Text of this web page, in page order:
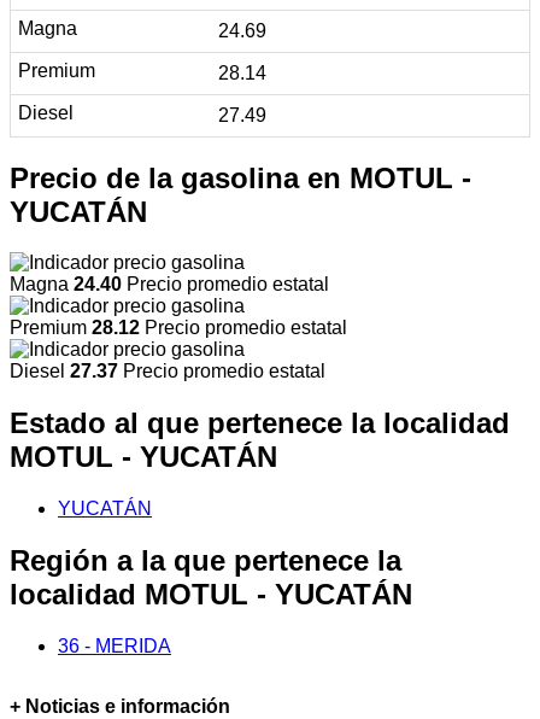
24.69
28.14
27.49
Precio de la gasolina en MOTUL -
YUCATÁN
Magna 24.40 Precio promedio estatal
Premium 28.12 Precio promedio estatal
Diesel 27.37 Precio promedio estatal
Estado al que pertenece la localidad
MOTUL - YUCATÁN
YUCATÁN
Región a la que pertenece la
localidad MOTUL - YUCATÁN
36 - MERIDA
+ Noticias e información